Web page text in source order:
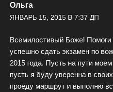
Ольга
ЯНВАРЬ 15, 2015 В 7:37 ДП
Всемилостивый Боже! Помоги
успешно сдать экзамен по
2015 года. Пусть на пути
пусть я буду уверенна в
проеду маршрут и выполню